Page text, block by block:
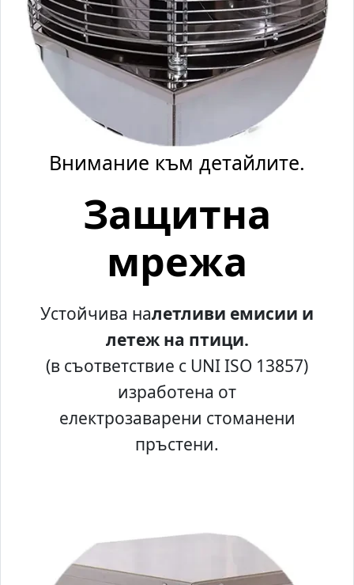
Внимание към детайлите.
Защитна
мрежа
Устойчива налетливи емисии и
летеж на птици.
(в съответствие с UNI ISO 13857)
изработена от
електрозаварени стоманени
пръстени.